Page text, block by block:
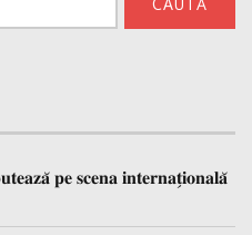
𝐩𝐞 𝐬𝐜𝐞𝐧𝐚 𝐢𝐧𝐭𝐞𝐫𝐧𝐚𝐭̗𝐢𝐨𝐧𝐚𝐥𝐚̆